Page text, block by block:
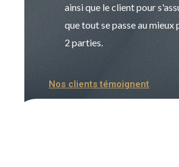
ainsi que le client pour
que tout se passe au mieux
2 parties.
Nos clients témoignent